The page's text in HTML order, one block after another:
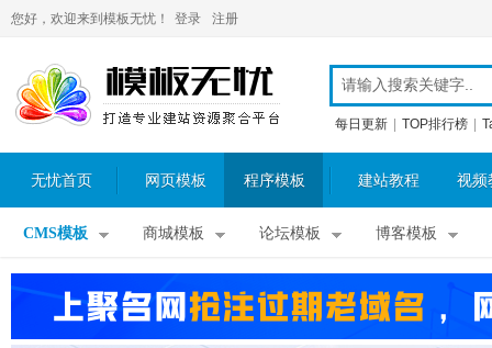
您好，欢迎来到模板无忧！ 登录 注册
每日更新 TOP排行榜
无忧首页 网页模板 程序模板 建站教程 视频
CMS模板 商城模板 论坛模板 博客模板